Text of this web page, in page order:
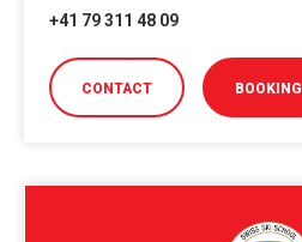
+41 79 311 48 09
CONTACT BOOKING